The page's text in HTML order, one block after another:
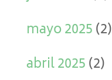
mayo 2025(2)
abril 2025(2)